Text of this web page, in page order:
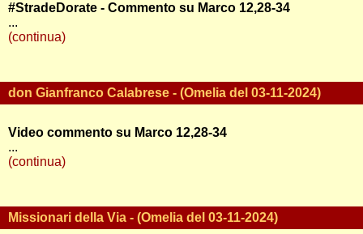
#StradeDorate - Commento su Marco 12,28-34
...
(continua)
don Gianfranco Calabrese - (Omelia del 03-11-2024)
Video commento su Marco 12,28-34
...
(continua)
Missionari della Via - (Omelia del 03-11-2024)